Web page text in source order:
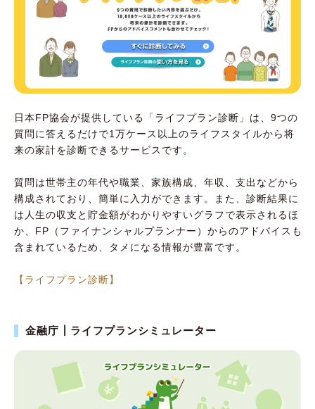
日本FP協会が提供している「ライフプラン診断」は、9つの
質問に答えるだけで1万ケース以上のライフスタイルから将
来の家計を診断できるサービスです。
質問は世帯主の年代や職業、家族構成、年収、支出などから
構成されており、簡単に入力ができます。また、診断結果に
は人生の収支と貯金額がわかりやすいグラフで表示されるほ
か、FP（ファイナンシャルプランナー）からのアドバイスも
含まれているため、タメになる情報が豊富です。
【ライフプラン診断】
金融庁┃ライフプランシミュレーター